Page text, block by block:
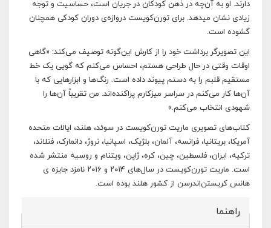
دارند. او به آن‌چه در ذهن کودکان در جریان است، حساسیت و توجه
زیادی نشان می‎دهد. برای تورن‌کویست دروازه‌ی دوران کودکی همچنان
گشوده است.
این تصویرگر برداشت خود را از کارش این‌گونه توصیف می‌کند: «گاهی
اوقات وقتی در حال طراحی هستم، احساس می‌کنم که گویی یک خط
مستقیم قلبم را به دستم پیوند داده است. رنگ‌ها و ابزارهایی که با
آن‌ها کار می‌کنم در سراسر میزکارم پراکنده‌اند. من تقریباً آن‌ها را
شهودی انتخاب می‌کنم.»
کتاب‌های تصویری ماریت تورن‌کویست در سوئد، هلند، ایالات متحده
آمریکا، بریتانیا، فرانسه، آلمان، بلژیک، اسپانیا، نروژ، دانمارک، فنلاند،
ترکیه، ایران، فلسطین، چین، کره، ژاپن، ویتنام و روسیه منتشر شده
است. ماریت تورن‌کویست در سال‌های ۲۰۱۴ و ۲۰۱۶ نامزد جایزه ‌ی
هانس کریستن‌اندرسن از کشور هلند بوده است.
پنهان کن
راهنما